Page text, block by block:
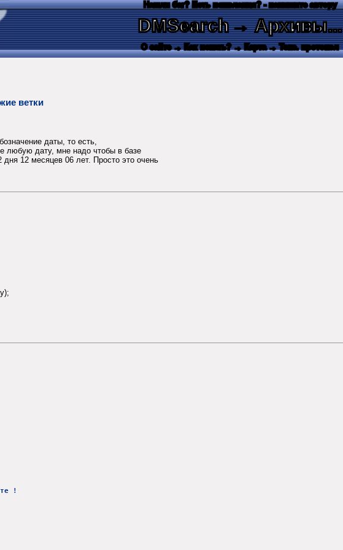
Нашли баг? Есть пожелания? - напишите автору
DMSearch→ Архивы...
О сайте → Как искать? → Карта → Текс. протокол
ветки
даты, то есть,
любую дату, мне надо чтобы в базе
12 месяцев 06 лет. Просто это очень
!